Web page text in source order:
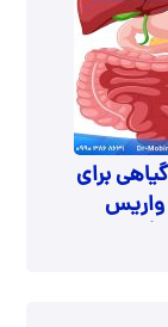
برای
واریس